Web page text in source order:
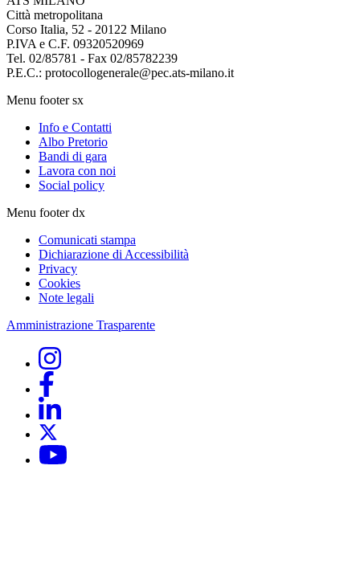
Città metropolitana
Corso Italia, 52 - 20122 Milano
P.IVA e C.F. 09320520969
Tel. 02/85781 - Fax 02/85782239
P.E.C.: protocollogenerale@pec.ats-milano.it
Menu footer sx
Info e Contatti
Albo Pretorio
Bandi di gara
Lavora con noi
Social policy
Menu footer dx
Comunicati stampa
Dichiarazione di Accessibilità
Privacy
Cookies
Note legali
Amministrazione Trasparente